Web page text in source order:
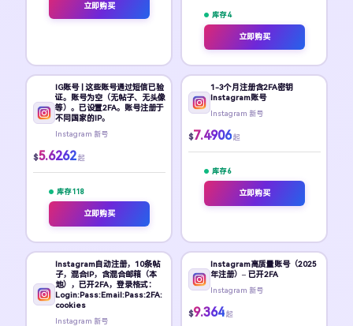
立即购买
库存 4
立即购买
IG账号 | 这些账号通过短信已验
证。账号为空（无帖子、无头像
等）。已设置2FA。账号注册于
不同国家的IP。
Instagram 新号
$5.6262 起
库存 118
立即购买
1-3个月注册含2FA密钥
Instagram账号
Instagram 新号
$7.4906 起
库存 6
立即购买
Instagram自动注册，10条帖
子，混合IP，含混合邮箱（本
地），已开2FA，登录格式：
Login:Pass:Email:Pass:2FA:
cookies
Instagram 新号
Instagram高质量账号（2025
年注册）– 已开2FA
Instagram 新号
$9.364 起